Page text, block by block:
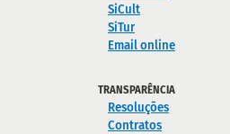
SiCult
SiTur
Email online
TRANSPARÊNCIA
Resoluções
Contratos